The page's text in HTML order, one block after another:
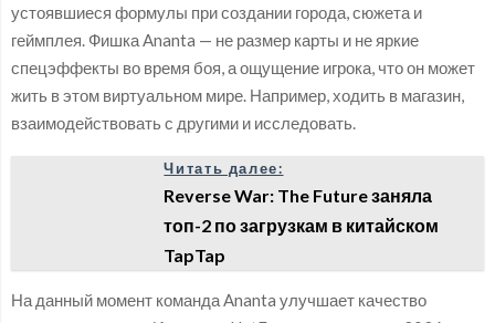
устоявшиеся формулы при создании города, сюжета и
геймплея. Фишка Ananta — не размер карты и не яркие
спецэффекты во время боя, а ощущение игрока, что он может
жить в этом виртуальном мире. Например, ходить в магазин,
взаимодействовать с другими и исследовать.
Читать далее:
Reverse War: The Future заняла
топ-2 по загрузкам в китайском
TapTap
На данный момент команда Ananta улучшает качество